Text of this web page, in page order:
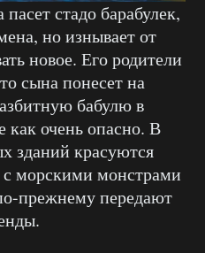
стадо барабулек,
но изнывает от
новое. Его родители
сына понесет на
бабулю в
как очень опасно. В
зданий красуются
с морскими монстрами
прежнему передают